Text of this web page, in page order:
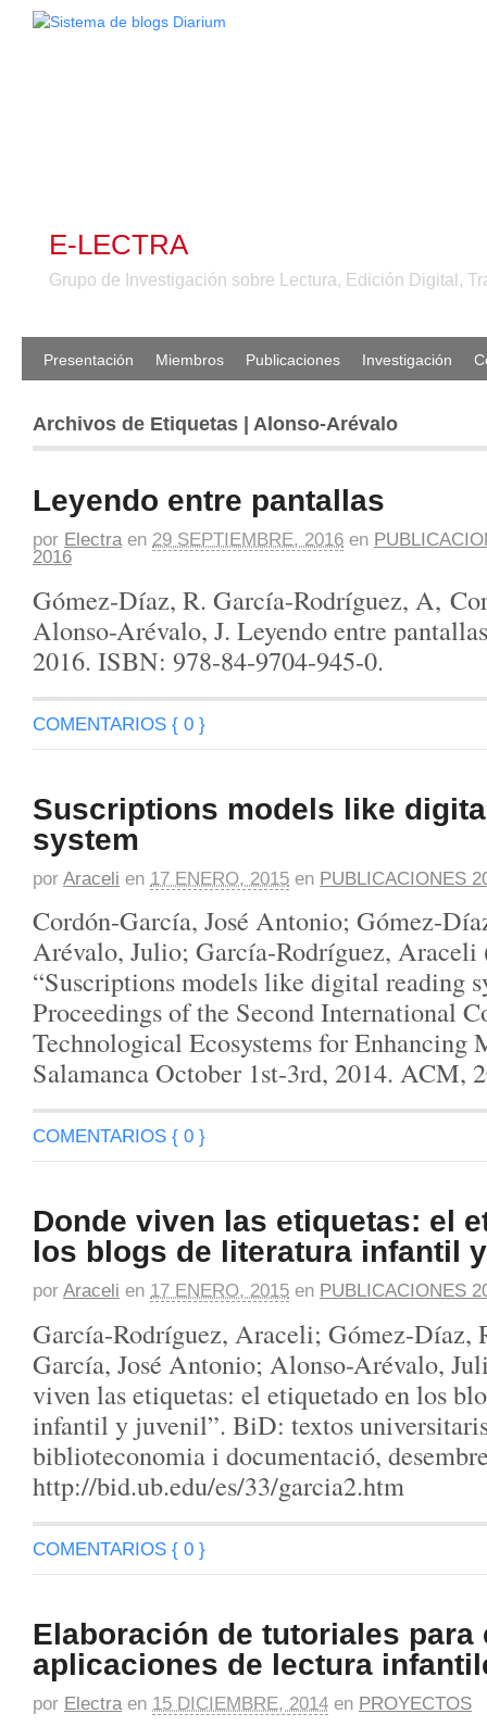
E-LECTRA
Grupo de Investigación sobre Lectura, Edición Digital,
Presentación Miembros Publicaciones Investigación
Archivos de Etiquetas | Alonso-Arévalo
Leyendo entre pantallas
por Electra en 29 SEPTIEMBRE, 2016 en
2016
Gómez-Díaz, R. García-Rodríguez, A,
Alonso-Arévalo, J. Leyendo entre
2016. ISBN: 978-84-9704-945-0.
COMENTARIOS { 0 }
Suscriptions models like
system
por Araceli en 17 ENERO, 2015 en PUBLICACIONES
Cordón-García, José Antonio; Gómez-
Arévalo, Julio; García-Rodríguez, Araceli
“Suscriptions models like digital reading
Proceedings of the Second International
Technological Ecosystems for
Salamanca October 1st-3rd, 2014. ACM,
COMENTARIOS { 0 }
Donde viven las etiquetas: el
los blogs de literatura infantil
por Araceli en 17 ENERO, 2015 en PUBLICACIONES
García-Rodríguez, Araceli; Gómez-Díaz,
García, José Antonio; Alonso-Arévalo,
viven las etiquetas: el etiquetado en los
infantil y juvenil”. BiD: textos
biblioteconomia i documentació,
http://bid.ub.edu/es/33/garcia2.htm
COMENTARIOS { 0 }
Elaboración de tutoriales para
aplicaciones de lectura
por Electra en 15 DICIEMBRE, 2014 en PROYECTOS